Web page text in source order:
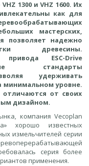
1300 и VHZ 1600. Их
как для
мастерских,
позволяет надежно
древесины.
привода ESC-Drive
стандарты
удерживать
минимальном уровне.
от своих
дизайном.
компания Vecoplan
хорошо известных
измельчителей серии
серия более
применения.